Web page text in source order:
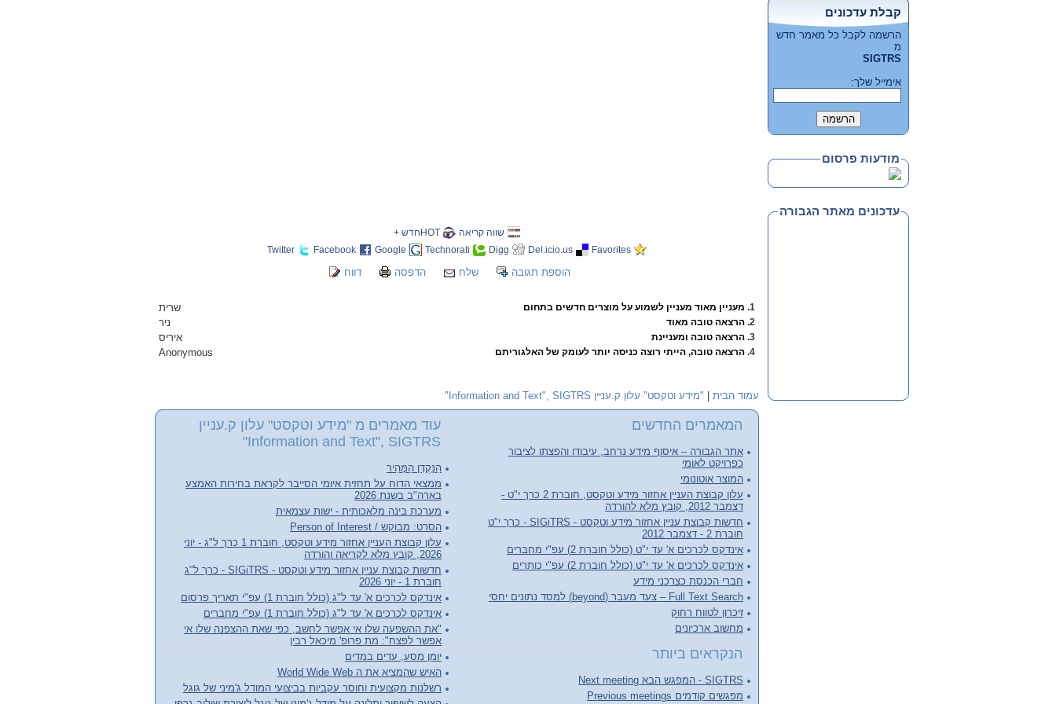
שווה קריאה
HOTחדש +
Favorites
Del.icio.us
Digg
Technorati
Google
Facebook
Twitter
הוספת תגובה שלח הדפסה דווח
שרית 1. מעניין מאוד מעניין לשמוע על מוצרים חדשים בתחום
ניר 2. הרצאה טובה מאוד
איריס 3. הרצאה טובה ומעניינת
Anonymous 4. הרצאה טובה, הייתי רוצה כניסה יותר לעומק של האלגוריתם
עמוד הבית "מידע וטקסט" עלון ק.עניין Information and Text", SIGTRS"
המאמרים החדשים
אתר הגבורה – איסוף מידע נרחב, עיבודו והפצתו לציבור
כפרויקט לאומי
המוצר אוטונומי
עלון קבוצת העניין אחזור מידע וטקסט, חוברת 2 כרך י"ט -
דצמבר 2012, קובץ מלא להורדה
חדשות קבוצת עניין אחזור מידע וטקסט - SIGiTRS - כרך י"ט
חוברת 2 - דצמבר 2012
אינדקס לכרכים א' עד י"ט (כולל חוברת 2) עפ"י מחברים
אינדקס לכרכים א' עד י"ט (כולל חוברת 2) עפ"י כותרים
חברי הכנסת כצרכני מידע
Full Text Search – צעד מעבר (beyond) למסד נתונים יחסי
זיכרון לטווח רחוק
מחשוב ארכיונים
הנקראים ביותר
SIGTRS - המפגש הבא Next meeting
מפגשים קודמים Previous meetings
עוד מאמרים מ "מידע וטקסט" עלון ק.עניין
Information and Text", SIGTRS"
הַנַּקְדָן הַמָּהִיר
ממצאי הדוח על תחזית איומי הסייבר לקראת בחירות האמצע
בארה"ב בשנת 2026
מערכת בינה מלאכותית - ישות עצמאית
הסרט: מבוקש / Person of Interest
עלון קבוצת העניין אחזור מידע וטקסט, חוברת 1 כרך ל"ג - יוני
2026, קובץ מלא לקריאה והורדה
חדשות קבוצת עניין אחזור מידע וטקסט - SIGiTRS - כרך ל"ג
חוברת 1 - יוני 2026
אינדקס לכרכים א' עד ל"ג (כולל חוברת 1) עפ"י תאריך פרסום
אינדקס לכרכים א' עד ל"ג (כולל חוברת 1) עפ"י מחברים
"את ההשפעה שלו אי אפשר לחשב, כפי שאת ההצפנה שלו אי
אפשר לפצח": מת פרופ' מיכאל רבין
יומן מסע, עדים במדים
האיש שהמציא את ה World Wide Web
רשלנות מקצועית וחוסר עקביות בביצועי המודל ג'מיני של גוגל
קבלת עדכונים
הרשמה לקבל כל מאמר חדש
מ
SIGTRS
אימייל שלך:
מודעות פרסום
עדכונים מאתר הגבורה